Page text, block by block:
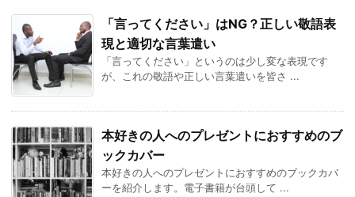
「言ってください」はNG？正しい敬語表
現と適切な言葉遣い
「言ってください」というのは少し変な表現です
が、これの敬語や正しい言葉遣いを皆さ ...
本好きの人へのプレゼントにおすすめのブ
ックカバー
本好きの人へのプレゼントにおすすめのブックカバ
ーを紹介します。電子書籍が台頭して ...